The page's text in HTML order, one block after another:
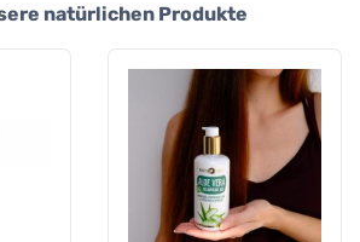
natürlichen Produkte